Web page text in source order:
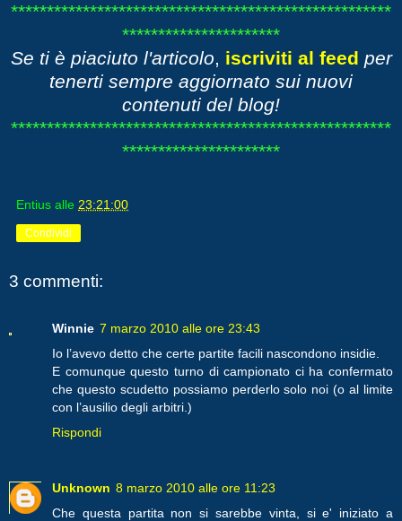
*****************************************************
**********************
Se ti è piaciuto l'articolo, iscriviti al feed per
tenerti sempre aggiornato sui nuovi
contenuti del blog!
*****************************************************
**********************
Entius alle 23:21:00
Condividi
3 commenti:
Winnie 7 marzo 2010 alle ore 23:43
Io l’avevo detto che certe partite facili nascondono insidie.
E comunque questo turno di campionato ci ha confermato
che questo scudetto possiamo perderlo solo noi (o al limite
con l’ausilio degli arbitri.)
Rispondi
Unknown 8 marzo 2010 alle ore 11:23
Che questa partita non si sarebbe vinta, si e' iniziato a